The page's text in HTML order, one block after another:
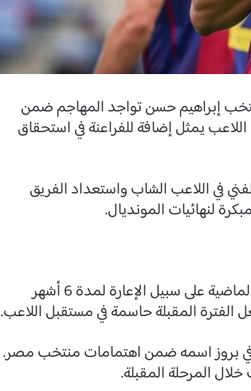
إبراهيم حسن تواجد المهاجم ضمن
وقال إبراهيم حسن إن اللاعب يمثل إضافة للفراعنة في استحقاق
في اللاعب الشاب واستعداد الفريق
لنهائيات المونديال.
انضم حمزة عبدالكريم إلى برشلونة خلال فترة الانتقالات الشتوية الماضية على سبيل الإعارة لمدة 6 أشهر
المقبلة حاسمة في مستقبل اللاعب.
بروز اسمه ضمن اهتمامات منتخب مصر.
المرحلة المقبلة.